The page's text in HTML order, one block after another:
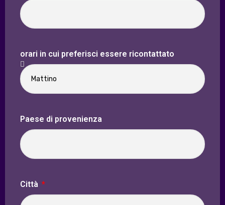
orari in cui preferisci essere ricontattato
Paese di provenienza
Città